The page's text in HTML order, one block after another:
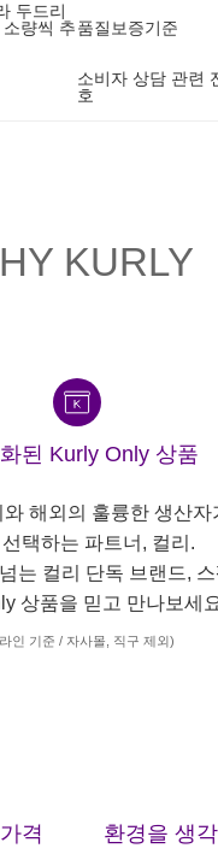
두드리
량씩 추품질보증기준
소비자 상담 관련
호
KURLY
된 Kurly Only 상품
와 해외의 훌륭한 생산자
택하는 파트너, 컬리.
는 컬리 단독 브랜드, 스
상품을 믿고 만나보세
인 기준 / 자사몰, 직구 제외)
격 환경을 생